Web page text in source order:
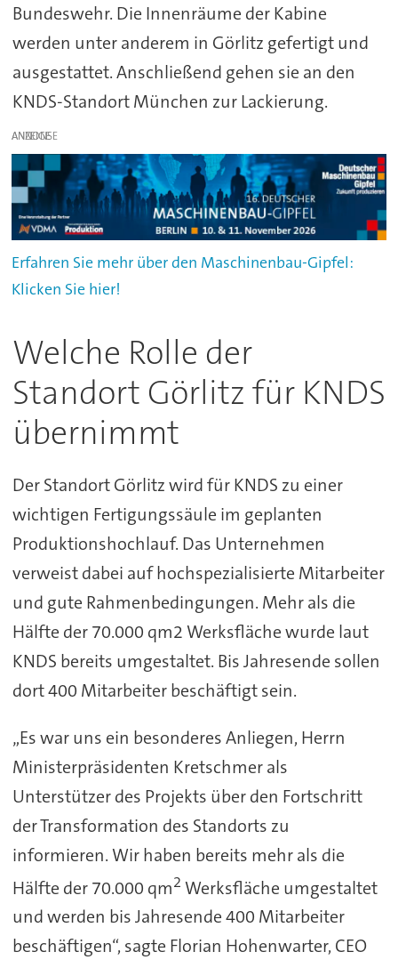
Bundeswehr. Die Innenräume der Kabine
werden unter anderem in Görlitz gefertigt und
ausgestattet. Anschließend gehen sie an den
KNDS-Standort München zur Lackierung.
ANZEIGE
Erfahren Sie mehr über den Maschinenbau-Gipfel:
Klicken Sie hier!
Welche Rolle der
Standort Görlitz für KNDS
übernimmt
Der Standort Görlitz wird für KNDS zu einer
wichtigen Fertigungssäule im geplanten
Produktionshochlauf. Das Unternehmen
verweist dabei auf hochspezialisierte Mitarbeiter
und gute Rahmenbedingungen. Mehr als die
Hälfte der 70.000 qm2 Werksfläche wurde laut
KNDS bereits umgestaltet. Bis Jahresende sollen
dort 400 Mitarbeiter beschäftigt sein.
„Es war uns ein besonderes Anliegen, Herrn
Ministerpräsidenten Kretschmer als
Unterstützer des Projekts über den Fortschritt
der Transformation des Standorts zu
informieren. Wir haben bereits mehr als die
Hälfte der 70.000 qm2 Werksfläche umgestaltet
und werden bis Jahresende 400 Mitarbeiter
beschäftigen“, sagte Florian Hohenwarter, CEO